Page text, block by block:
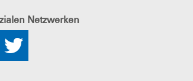
Netzwerken